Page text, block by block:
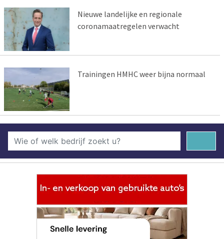
Nieuwe landelijke en regionale
coronamaatregelen verwacht
Trainingen HMHC weer bijna normaal